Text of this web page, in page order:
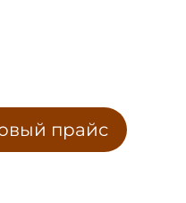
прайс